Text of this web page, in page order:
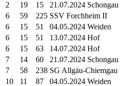
2
19 15
21.07.2024 Schongau
6
59 225 SSV Forchheim II
6
15 51
04.05.2024 Weiden
6
15 51
13.07.2024 Hof
6
15 63
14.07.2024 Hof
7
14 60
21.07.2024 Schongau
7
58 238 SG Allgäu-Chiemgau
10
11 87
04.05.2024 Weiden